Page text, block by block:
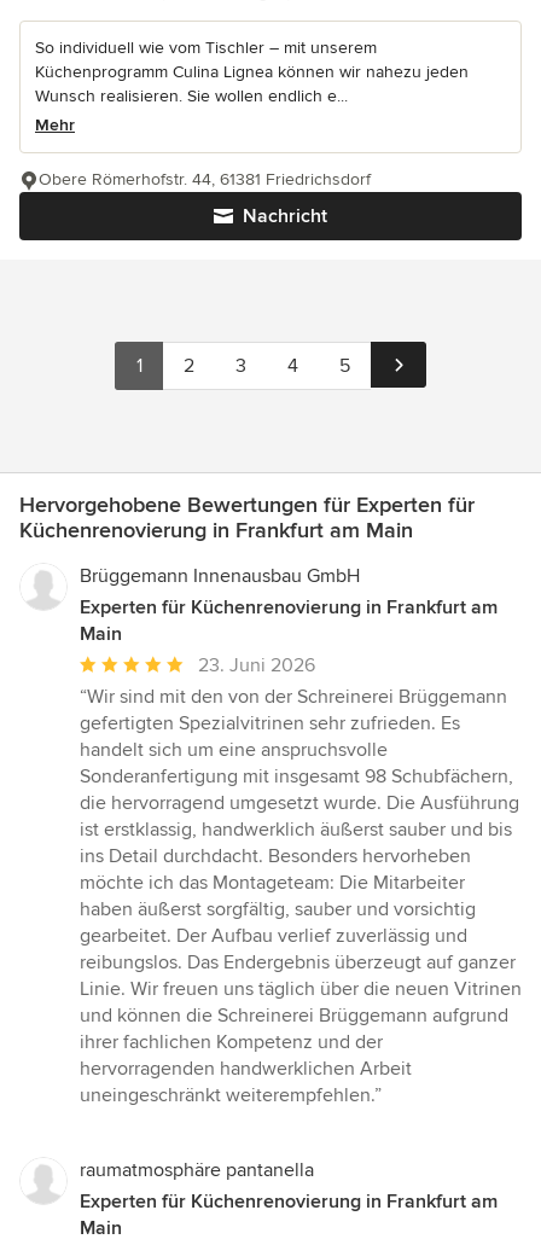
So individuell wie vom Tischler – mit unserem
Küchenprogramm Culina Lignea können wir nahezu jeden
Wunsch realisieren. Sie wollen endlich e...
Mehr
Nachricht
Obere Römerhofstr. 44, 61381 Friedrichsdorf
1 2 3 4 5
Hervorgehobene Bewertungen für Experten für
Küchenrenovierung in Frankfurt am Main
Brüggemann Innenausbau GmbH
Experten für Küchenrenovierung in Frankfurt am
Main
Durchschnittliche
Bewertung:
5
von
5
Sternen
23. Juni 2026
“Wir sind mit den von der Schreinerei Brüggemann
gefertigten Spezialvitrinen sehr zufrieden. Es
handelt sich um eine anspruchsvolle
Sonderanfertigung mit insgesamt 98 Schubfächern,
die hervorragend umgesetzt wurde. Die Ausführung
ist erstklassig, handwerklich äußerst sauber und bis
ins Detail durchdacht. Besonders hervorheben
möchte ich das Montageteam: Die Mitarbeiter
haben äußerst sorgfältig, sauber und vorsichtig
gearbeitet. Der Aufbau verlief zuverlässig und
reibungslos. Das Endergebnis überzeugt auf ganzer
Linie. Wir freuen uns täglich über die neuen Vitrinen
und können die Schreinerei Brüggemann aufgrund
ihrer fachlichen Kompetenz und der
hervorragenden handwerklichen Arbeit
uneingeschränkt weiterempfehlen.”
raumatmosphäre pantanella
Experten für Küchenrenovierung in Frankfurt am
Main